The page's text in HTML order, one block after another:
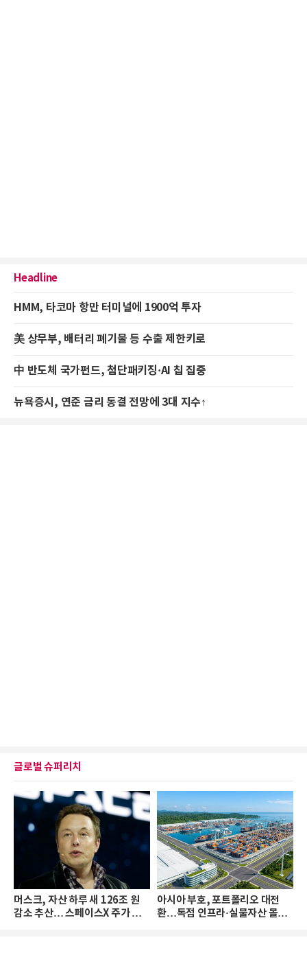
Headline
HMM, 타코마 항만 터미널에 1900억 투자
美 상무부, 배터리 폐기물 등 수출 제한키로
中 반도체 국가펀드, 첨단패키징·AI 칩 집중
뉴욕증시, 연준 금리 동결 전망에 3대 지수↑
글로벌 슈퍼리치
머스크, 자산 하루 새 126조 원
감소 추산… 스페이스X 주가 하
아시아 부호, 포트폴리오 대전
환…독점 인프라·실물자산 몰린